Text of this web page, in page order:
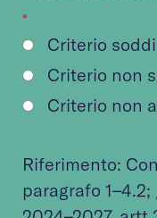
*
Criterio
Criterio non
Criterio non
Riferimento:
paragrafo 1–4.2;